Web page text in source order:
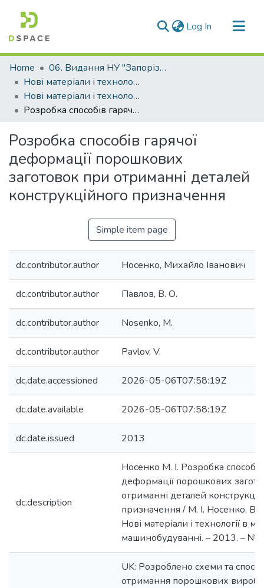
Log In (current)
Communities & Collections
All of DSpace
Statistics
Home
06. Видання НУ "Запорізька політехніка"
Нові матеріали і технологіі в металургії та машинобудуванні (НМТ)
Нові матеріали і технології в металургії та машинобудуванні - 2013, №1
Розробка способів гарячої деформації порошкових заготовок при отриманні деталей конструкційного призначення
Розробка способів гарячої
деформації порошкових
заготовок при отриманні деталей
конструкційного призначення
Simple item page
dc.contributor.author Носенко, Михайло Іванович
dc.contributor.author Павлов, В. О.
dc.contributor.author Nosenko, M.
dc.contributor.author Pavlov, V.
dc.date.accessioned 2026-05-06T07:58:19Z
dc.date.available 2026-05-06T07:58:19Z
dc.date.issued 2013
dc.description
Носенко М. І. Розробка способів
деформації порошкових
отриманні деталей
призначення / М. І. Носенко, В.
Нові матеріали і технології в
машинобудуванні. – 2013. – №
UK: Розроблено схеми та
отримання порошкових